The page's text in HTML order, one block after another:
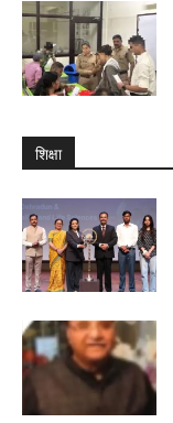
शिक्षा